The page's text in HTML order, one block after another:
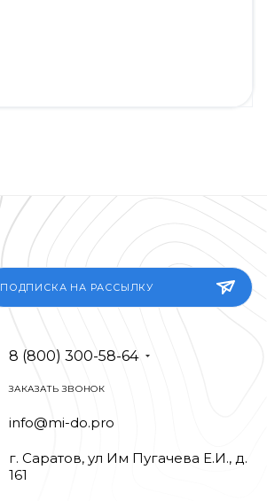
ПОДПИСКА НА РАССЫЛКУ
8 (800) 300-58-64
ЗАКАЗАТЬ ЗВОНОК
info@mi-do.pro
г. Саратов, ул Им Пугачева Е.И., д.
161